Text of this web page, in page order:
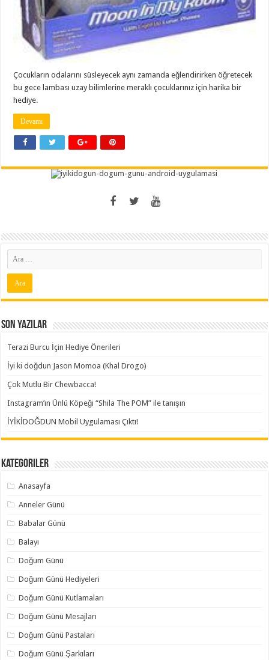
Çocukların odalarını süsleyecek aynı zamanda eğlendirirken öğretecek
bu gece lambası uzay bilimlerine meraklı çocuklarınız için harika bir
hediye.
Devamı
Son Yazılar
Terazi Burcu İçin Hediye Önerileri
İyi ki doğdun Jason Momoa (Khal Drogo)
Çok Mutlu Bir Chewbacca!
Instagram’ın Ünlü Köpeği “Shila The POM” ile tanışın
İYİKİDOĞDUN Mobil Uygulaması Çıktı!
Kategoriler
Anasayfa
Anneler Günü
Babalar Günü
Balayı
Doğum Günü
Doğum Günü Hediyeleri
Doğum Günü Kutlamaları
Doğum Günü Mesajları
Doğum Günü Pastaları
Doğum Günü Şarkıları